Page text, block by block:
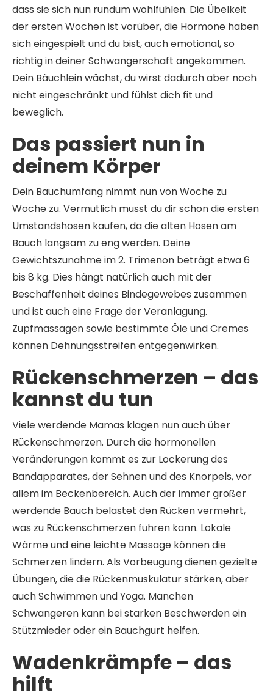
dass sie sich nun rundum wohlfühlen. Die Übelkeit
der ersten Wochen ist vorüber, die Hormone haben
sich eingespielt und du bist, auch emotional, so
richtig in deiner Schwangerschaft angekommen.
Dein Bäuchlein wächst, du wirst dadurch aber noch
nicht eingeschränkt und fühlst dich fit und
beweglich.
Das passiert nun in
deinem Körper
Dein Bauchumfang nimmt nun von Woche zu
Woche zu. Vermutlich musst du dir schon die ersten
Umstandshosen kaufen, da die alten Hosen am
Bauch langsam zu eng werden. Deine
Gewichtszunahme im 2. Trimenon beträgt etwa 6
bis 8 kg. Dies hängt natürlich auch mit der
Beschaffenheit deines Bindegewebes zusammen
und ist auch eine Frage der Veranlagung.
Zupfmassagen sowie bestimmte Öle und Cremes
können Dehnungsstreifen entgegenwirken.
Rückenschmerzen – das
kannst du tun
Viele werdende Mamas klagen nun auch über
Rückenschmerzen. Durch die hormonellen
Veränderungen kommt es zur Lockerung des
Bandapparates, der Sehnen und des Knorpels, vor
allem im Beckenbereich. Auch der immer größer
werdende Bauch belastet den Rücken vermehrt,
was zu Rückenschmerzen führen kann. Lokale
Wärme und eine leichte Massage können die
Schmerzen lindern. Als Vorbeugung dienen gezielte
Übungen, die die Rückenmuskulatur stärken, aber
auch Schwimmen und Yoga. Manchen
Schwangeren kann bei starken Beschwerden ein
Stützmieder oder ein Bauchgurt helfen.
Wadenkrämpfe – das
hilft